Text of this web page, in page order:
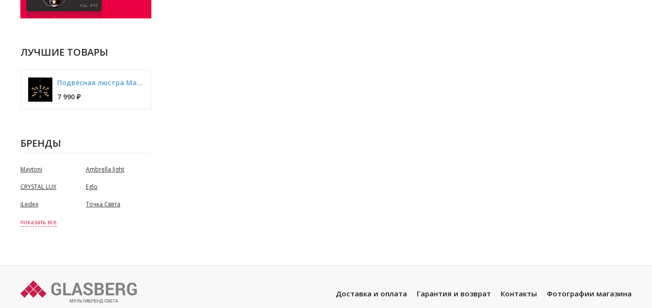
ЛУЧШИЕ ТОВАРЫ
Подвесная люстра Maytoni Jackson T546PL-12B
7 990 ₽
БРЕНДЫ
Maytoni Ambrella light
CRYSTAL LUX Eglo
iLedex Точка Света
показать все
Доставка и оплата Гарантия и возврат Контакты Фотографии магазина